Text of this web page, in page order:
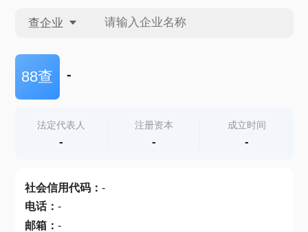
查企业
查企业
查产地
88查 -
法定代表人
-
注册资本
-
成立时间
-
社会信用代码： -
电话： -
邮箱： -